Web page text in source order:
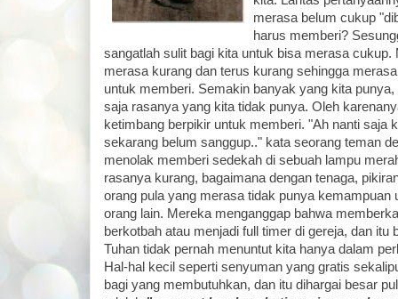
merasa belum cukup
harus memberi?
sangatlah sulit bagi kita untuk bisa merasa cukup.
merasa kurang dan terus kurang sehingga
untuk memberi. Semakin banyak yang kita
saja rasanya yang kita tidak punya. Oleh
ketimbang berpikir untuk memberi. "Ah nanti saja
sekarang belum sanggup.." kata seorang teman
menolak memberi sedekah di sebuah lampu
rasanya kurang, bagaimana dengan tenaga,
orang pula yang merasa tidak punya kemampuan
orang lain. Mereka menganggap bahwa
berkotbah atau menjadi full timer di gereja, dan itu
Tuhan tidak pernah menuntut kita hanya dalam
Hal-hal kecil seperti senyuman yang gratis
bagi yang membutuhkan, dan itu dihargai besar